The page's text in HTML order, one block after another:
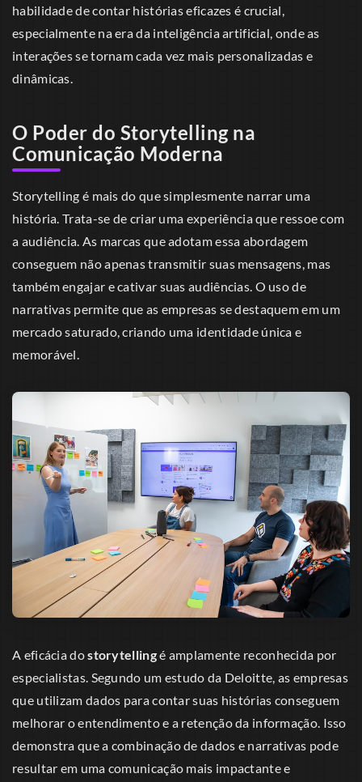
habilidade de contar histórias eficazes é crucial,
especialmente na era da inteligência artificial, onde as
interações se tornam cada vez mais personalizadas e
dinâmicas.
O Poder do Storytelling na
Comunicação Moderna
Storytelling é mais do que simplesmente narrar uma
história. Trata-se de criar uma experiência que ressoe com
a audiência. As marcas que adotam essa abordagem
conseguem não apenas transmitir suas mensagens, mas
também engajar e cativar suas audiências. O uso de
narrativas permite que as empresas se destaquem em um
mercado saturado, criando uma identidade única e
memorável.
A eficácia dostorytellingé amplamente reconhecida por
especialistas. Segundo um estudo da Deloitte, as empresas
que utilizam dados para contar suas histórias conseguem
melhorar o entendimento e a retenção da informação. Isso
demonstra que a combinação de dados e narrativas pode
resultar em uma comunicação mais impactante e